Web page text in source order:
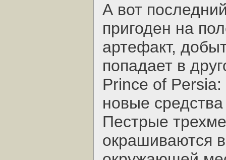
А вот
пригоден на
артефакт,
попадает в
Prince of
новые
Пестрые
окрашиваются